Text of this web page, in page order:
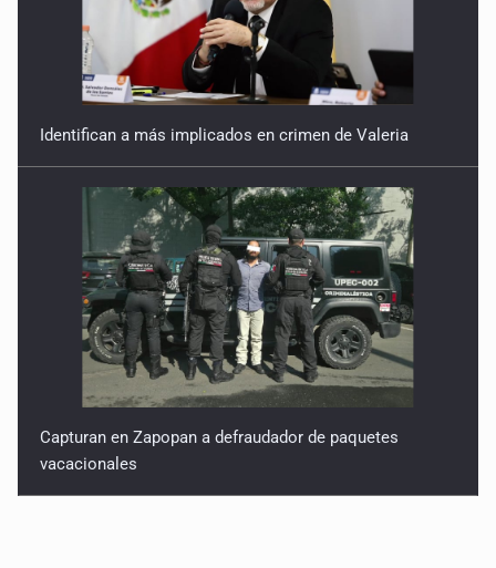
Identifican a más implicados en crimen de Valeria
Capturan en Zapopan a defraudador de paquetes
vacacionales